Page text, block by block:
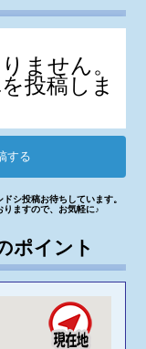
ません。
投稿しま
する
シ投稿お待ちしています。
ますので、お気軽に♪
ポイント